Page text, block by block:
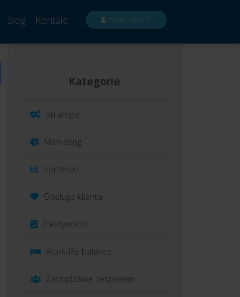
Blog Kontakt PANEL KLIENTA
Kategorie
Strategia
Marketing
Sprzedaż
Obsługa klienta
Efektywność
Work-life balance
Zarządzanie zespołem